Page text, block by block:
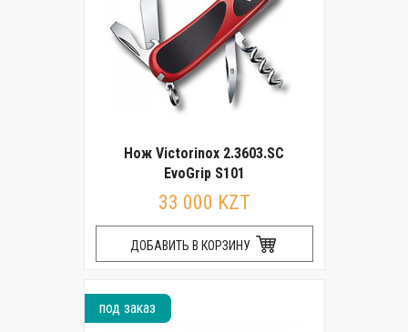
Нож Victorinox 2.3603.SC
EvoGrip S101
33 000 KZT
ДОБАВИТЬ В КОРЗИНУ
под заказ